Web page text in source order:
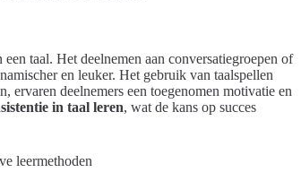
taal. Het deelnemen aan conversatiegroepen of
en leuker. Het gebruik van taalspellen
ervaren deelnemers een toegenomen motivatie en
in taal leren, wat de kans op succes